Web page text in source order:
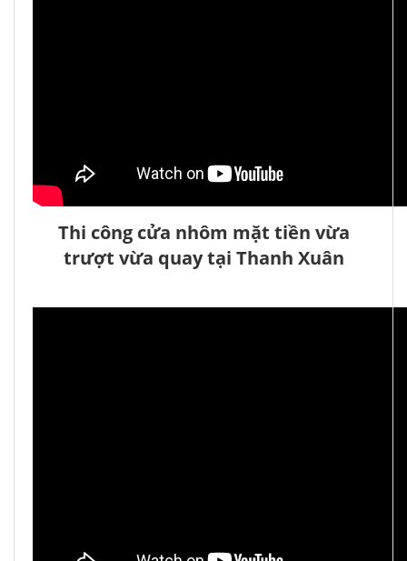
Thi công cửa nhôm mặt tiền vừa
trượt vừa quay tại Thanh Xuân